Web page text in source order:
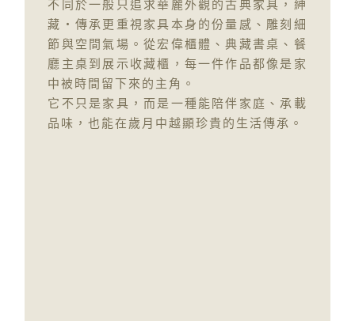
不同於一般只追求華麗外觀的古典家具，紳
藏・傳承更重視家具本身的份量感、雕刻細
節與空間氣場。從宏偉櫃體、典藏書桌、餐
廳主桌到展示收藏櫃，每一件作品都像是家
中被時間留下來的主角。
它不只是家具，而是一種能陪伴家庭、承載
品味，也能在歲月中越顯珍貴的生活傳承。